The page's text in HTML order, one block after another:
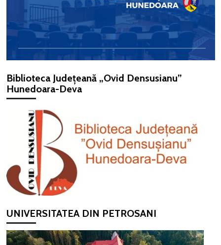
Biblioteca Județeană „Ovid Densusianu”
Hunedoara-Deva
UNIVERSITATEA DIN PETROSANI